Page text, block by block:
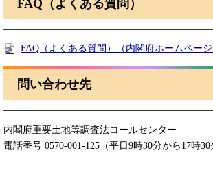
FAQ（よくある質問）
FAQ（よくある質問）（内閣府ホームページ
問い合わせ先
内閣府重要土地等調査法コールセンター
電話番号 0570-001-125（平日9時30分から17時30